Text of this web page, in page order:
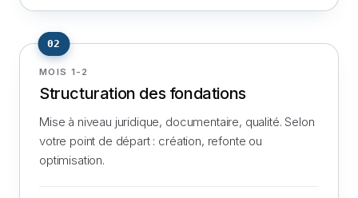
02
MOIS 1-2
Structuration des fondations
Mise à niveau juridique, documentaire, qualité. Selon
votre point de départ : création, refonte ou
optimisation.